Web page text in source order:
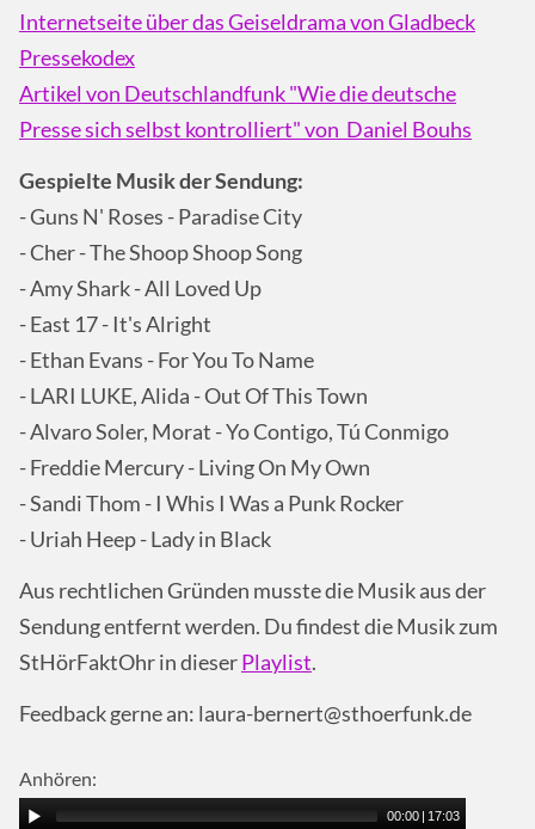
Internetseite über das Geiseldrama von Gladbeck
Pressekodex
Artikel von Deutschlandfunk "Wie die deutsche
Presse sich selbst kontrolliert" von Daniel Bouhs
Gespielte Musik der Sendung:
- Guns N' Roses - Paradise City
- Cher - The Shoop Shoop Song
- Amy Shark - All Loved Up
- East 17 - It's Alright
- Ethan Evans - For You To Name
- LARI LUKE, Alida - Out Of This Town
- Alvaro Soler, Morat - Yo Contigo, Tú Conmigo
- Freddie Mercury - Living On My Own
- Sandi Thom - I Whis I Was a Punk Rocker
- Uriah Heep - Lady in Black
Aus rechtlichen Gründen musste die Musik aus der
Sendung entfernt werden. Du findest die Musik zum
StHörFaktOhr in dieserPlaylist.
Feedback gerne an: laura-bernert@sthoerfunk.de
Anhören:
00:00 | 17:03